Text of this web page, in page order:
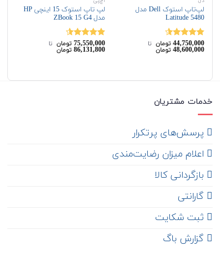
لپ‌تاپ استوک Dell مدل
Latitude 5480
نمره4.50
از 5
44,750,000 تومان‌ تا ‌
48,600,000 تومان
لپ تاپ استوک 15 اینچی HP
مدل ZBook 15 G4
نمره4.50
از 5
75,550,000 تومان‌ تا ‌
86,131,800 تومان
خدمات مشتریان
‌ پرسش‌های پرتکرار
اعلام میزان رضایت‌مندی
‌ بازگردانی کالا
گارانتی
ثبت شکایت
‌ گزارش باگ